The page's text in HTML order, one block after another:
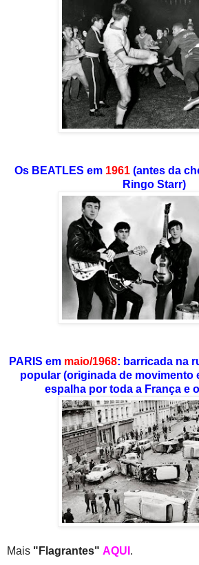
Os BEATLES em 1961 (antes da
Ringo Starr)
PARIS em maio/1968: barricada na
popular (originada de movimento
espalha por toda a França e
Mais "Flagrantes" AQUI .